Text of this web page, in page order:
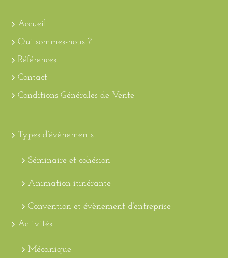
Accueil
Qui sommes-nous ?
Références
Contact
Conditions Générales de Vente
Types d’évènements
Séminaire et cohésion
Animation itinérante
Convention et évènement d’entreprise
Activités
Mécanique